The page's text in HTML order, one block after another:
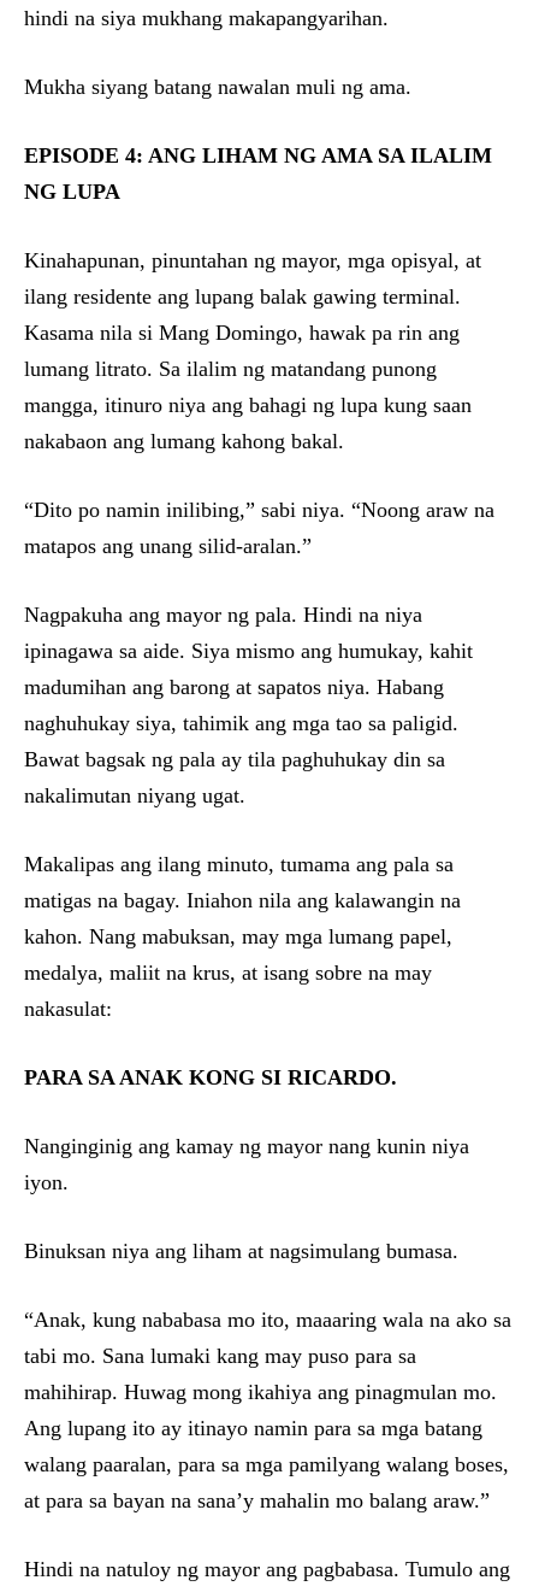
hindi na siya mukhang makapangyarihan.
Mukha siyang batang nawalan muli ng ama.
EPISODE 4: ANG LIHAM NG AMA SA ILALIM
NG LUPA
Kinahapunan, pinuntahan ng mayor, mga opisyal, at
ilang residente ang lupang balak gawing terminal.
Kasama nila si Mang Domingo, hawak pa rin ang
lumang litrato. Sa ilalim ng matandang punong
mangga, itinuro niya ang bahagi ng lupa kung saan
nakabaon ang lumang kahong bakal.
“Dito po namin inilibing,” sabi niya. “Noong araw na
matapos ang unang silid-aralan.”
Nagpakuha ang mayor ng pala. Hindi na niya
ipinagawa sa aide. Siya mismo ang humukay, kahit
madumihan ang barong at sapatos niya. Habang
naghuhukay siya, tahimik ang mga tao sa paligid.
Bawat bagsak ng pala ay tila paghuhukay din sa
nakalimutan niyang ugat.
Makalipas ang ilang minuto, tumama ang pala sa
matigas na bagay. Iniahon nila ang kalawangin na
kahon. Nang mabuksan, may mga lumang papel,
medalya, maliit na krus, at isang sobre na may
nakasulat:
PARA SA ANAK KONG SI RICARDO.
Nanginginig ang kamay ng mayor nang kunin niya
iyon.
Binuksan niya ang liham at nagsimulang bumasa.
“Anak, kung nababasa mo ito, maaaring wala na ako sa
tabi mo. Sana lumaki kang may puso para sa
mahihirap. Huwag mong ikahiya ang pinagmulan mo.
Ang lupang ito ay itinayo namin para sa mga batang
walang paaralan, para sa mga pamilyang walang boses,
at para sa bayan na sana’y mahalin mo balang araw.”
Hindi na natuloy ng mayor ang pagbabasa. Tumulo ang